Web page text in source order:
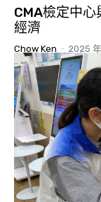
CMA檢定中
經濟
Chow Ken - 2025